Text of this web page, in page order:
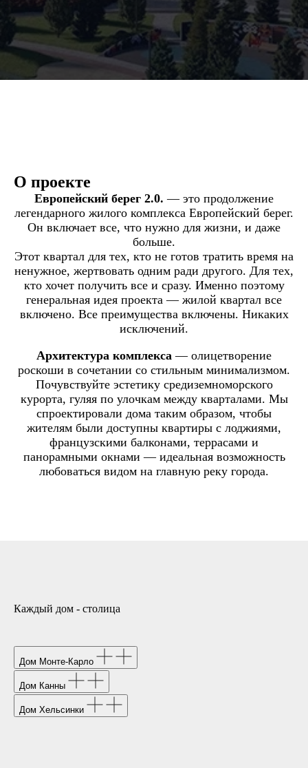
О проекте
Европейский берег 2.0. — это продолжение
легендарного жилого комплекса Европейский берег.
Он включает все, что нужно для жизни, и даже
больше.
Этот квартал для тех, кто не готов тратить время на
ненужное, жертвовать одним ради другого. Для тех,
кто хочет получить все и сразу. Именно поэтому
генеральная идея проекта — жилой квартал все
включено. Все преимущества включены. Никаких
исключений.
Архитектура комплекса — олицетворение
роскоши в сочетании со стильным минимализмом.
Почувствуйте эстетику средиземноморского
курорта, гуляя по улочкам между кварталами. Мы
спроектировали дома таким образом, чтобы
жителям были доступны квартиры с лоджиями,
французскими балконами, террасами и
панорамными окнами — идеальная возможность
любоваться видом на главную реку города.
Каждый дом - столица
Дом Монте-Карло
Дом Канны
Дом Хельсинки